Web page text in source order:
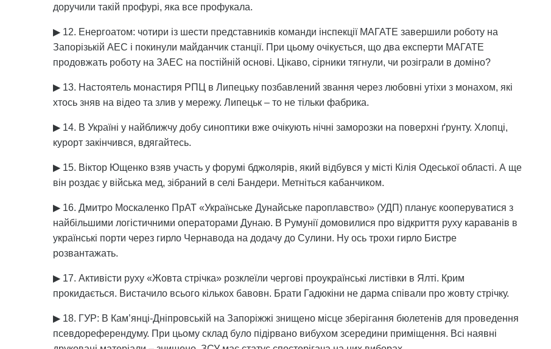
доручили такій профурі, яка все профукала.
▶ 12. Енергоатом: чотири із шести представників команди інспекції МАГАТЕ завершили роботу на
Запорізькій АЕС і покинули майданчик станції. При цьому очікується, що два експерти МАГАТЕ
продовжать роботу на ЗАЕС на постійній основі. Цікаво, сірники тягнули, чи розіграли в доміно?
▶ 13. Настоятель монастиря РПЦ в Липецьку позбавлений звання через любовні утіхи з монахом, які
хтось зняв на відео та злив у мережу. Липецьк – то не тільки фабрика.
▶ 14. В Україні у найближчу добу синоптики вже очікують нічні заморозки на поверхні ґрунту. Хлопці,
курорт закінчився, вдягайтесь.
▶ 15. Віктор Ющенко взяв участь у форумі бджолярів, який відбувся у місті Кілія Одеської області. А ще
він роздає у війська мед, зібраний в селі Бандери. Метніться кабанчиком.
▶ 16. Дмитро Москаленко ПрАТ «Українське Дунайське пароплавство» (УДП) планує кооперуватися з
найбільшими логістичними операторами Дунаю. В Румунії домовилися про відкриття руху караванів в
українські порти через гирло Чернавода на додачу до Сулини. Ну ось трохи гирло Бистре
розвантажать.
▶ 17. Активісти руху «Жовта стрічка» розклеїли чергові проукраїнські листівки в Ялті. Крим
прокидається. Вистачило всього кількох бавовн. Брати Гадюкіни не дарма співали про жовту стрічку.
▶ 18. ГУР: В Кам’янці-Дніпровській на Запоріжжі знищено місце зберігання бюлетенів для проведення
псевдореферендуму. При цьому склад було підірвано вибухом зсередини приміщення. Всі наявні